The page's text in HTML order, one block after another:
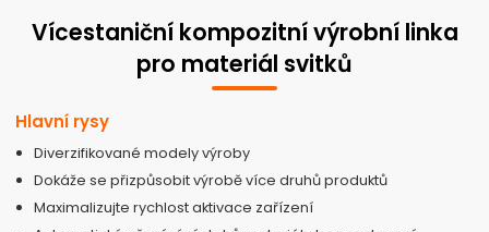
Vícestaniční kompozitní výrobní linka
pro materiál svitků
Hlavní rysy
Diverzifikované modely výroby
Dokáže se přizpůsobit výrobě více druhů produktů
Maximalizujte rychlost aktivace zařízení